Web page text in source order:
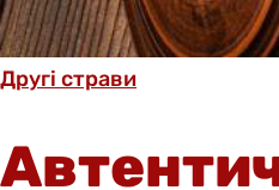
Другі страви